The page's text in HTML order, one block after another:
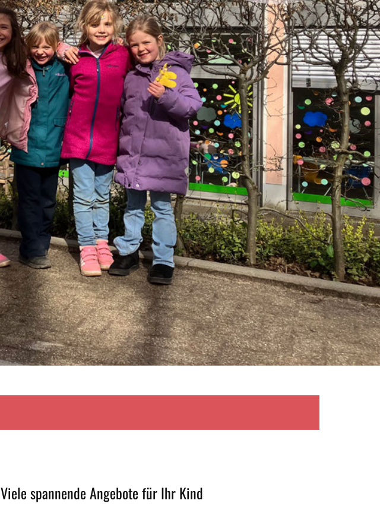
Viele spannende Angebote für Ihr Kind